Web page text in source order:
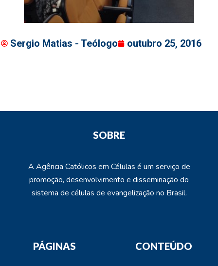
Sergio Matias - Teólogo outubro 25, 2016
SOBRE
A Agência Católicos em Células é um serviço de
promoção, desenvolvimento e disseminação do
sistema de células de evangelização no Brasil.
PÁGINAS CONTEÚDO